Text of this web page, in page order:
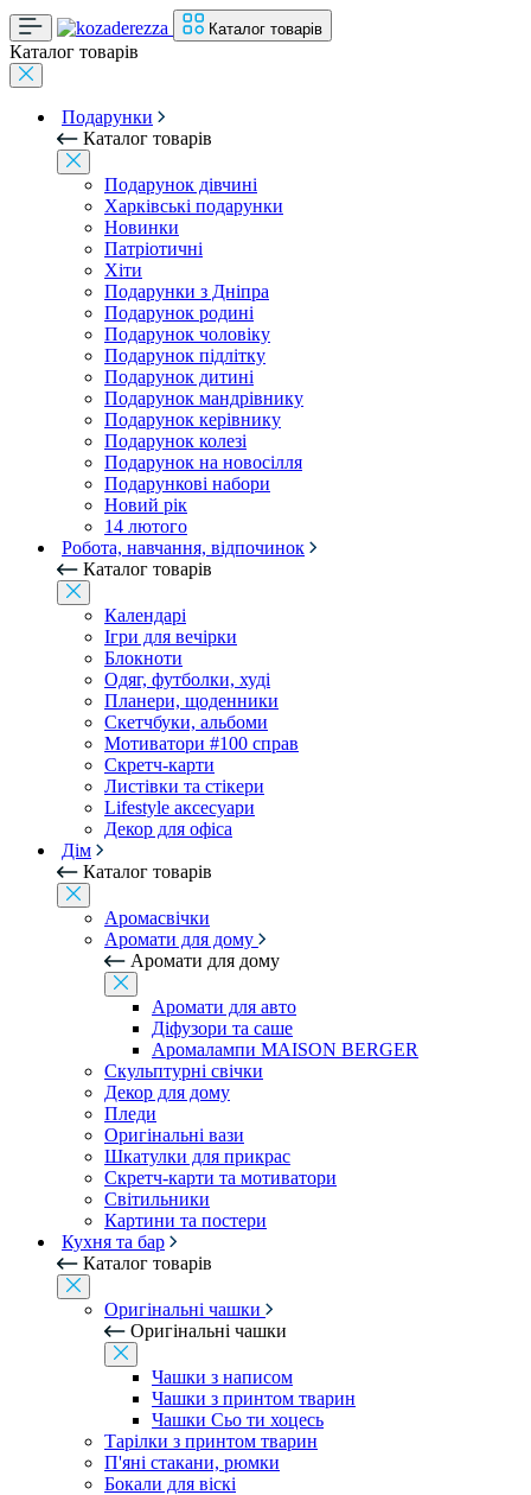
Каталог товарів
Каталог товарів
Подарунки
Каталог товарів
Подарунок дівчині
Харківські подарунки
Новинки
Патріотичні
Хіти
Подарунки з Дніпра
Подарунок родині
Подарунок чоловіку
Подарунок підлітку
Подарунок дитині
Подарунок мандрівнику
Подарунок керівнику
Подарунок колезі
Подарунок на новосілля
Подарункові набори
Новий рік
14 лютого
Робота, навчання, відпочинок
Каталог товарів
Календарі
Ігри для вечірки
Блокноти
Одяг, футболки, худі
Планери, щоденники
Скетчбуки, альбоми
Мотиватори #100 справ
Скретч-карти
Листівки та стікери
Lifestyle аксесуари
Декор для офіса
Дім
Каталог товарів
Аромасвічки
Аромати для дому
Аромати для дому
Аромати для авто
Діфузори та саше
Аромалампи MAISON BERGER
Скульптурні свічки
Декор для дому
Пледи
Оригінальні вази
Шкатулки для прикрас
Скретч-карти та мотиватори
Світильники
Картини та постери
Кухня та бар
Каталог товарів
Оригінальні чашки
Оригінальні чашки
Чашки з написом
Чашки з принтом тварин
Чашки Сьо ти хоцесь
Тарілки з принтом тварин
П'яні стакани, рюмки
Бокали для віскі